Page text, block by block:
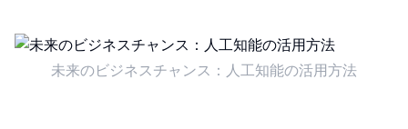
未来のビジネスチャンス：人工知能の活用方法